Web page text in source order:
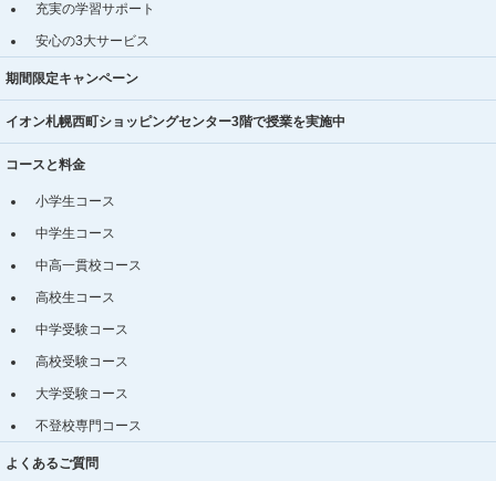
充実の学習サポート
安心の3大サービス
期間限定キャンペーン
イオン札幌西町ショッピングセンター3階で授業を実施中
コースと料金
小学生コース
中学生コース
中高一貫校コース
高校生コース
中学受験コース
高校受験コース
大学受験コース
不登校専門コース
よくあるご質問